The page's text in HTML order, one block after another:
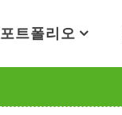
포트폴리오